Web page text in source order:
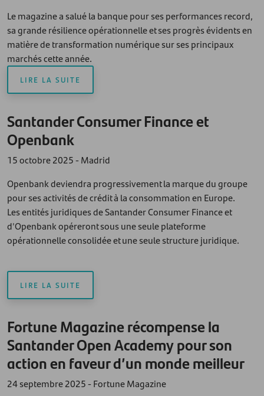
Le magazine a salué la banque pour ses performances record,
sa grande résilience opérationnelle et ses progrès évidents en
matière de transformation numérique sur ses principaux
marchés cette année.
LIRE LA SUITE
Santander Consumer Finance et
Openbank
15 octobre 2025 - Madrid
Openbank deviendra progressivement la marque du groupe
pour ses activités de crédit à la consommation en Europe.
Les entités juridiques de Santander Consumer Finance et
d'Openbank opéreront sous une seule plateforme
opérationnelle consolidée et une seule structure juridique.
LIRE LA SUITE
Fortune Magazine récompense la
Santander Open Academy pour son
action en faveur d’un monde meilleur
24 septembre 2025 - Fortune Magazine